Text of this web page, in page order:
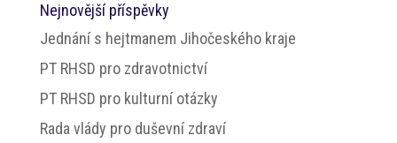
Nejnovější příspěvky
Jednání s hejtmanem Jihočeského kraje
PT RHSD pro zdravotnictví
PT RHSD pro kulturní otázky
Rada vlády pro duševní zdraví